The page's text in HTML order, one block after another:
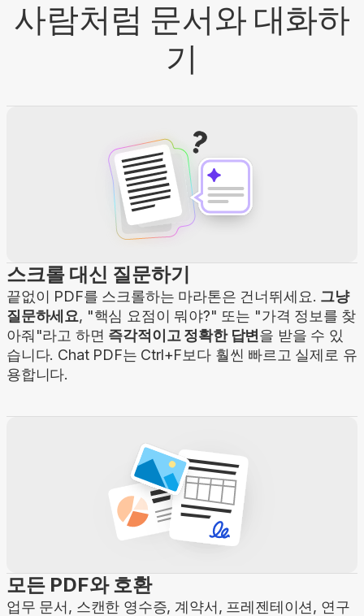
사람처럼 문서와 대화하
기
스크롤 대신 질문하기
끝없이 PDF를 스크롤하는 마라톤은 건너뛰세요. 그냥
질문하세요, "핵심 요점이 뭐야?" 또는 "가격 정보를 찾
아줘"라고 하면 즉각적이고 정확한 답변을 받을 수 있
습니다. Chat PDF는 Ctrl+F보다 훨씬 빠르고 실제로 유
용합니다.
모든 PDF와 호환
업무 문서, 스캔한 영수증, 계약서, 프레젠테이션, 연구